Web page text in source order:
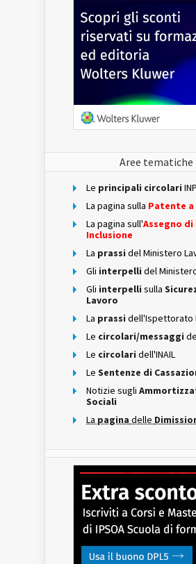
Aree tematiche
Le principali circolari
La pagina sulla Patente
La pagina sull'Assegno di
Inclusione
La prassi del Ministero
Gli interpelli del
Gli interpelli sulla
Lavoro
La prassi dell'Ispettorato
Le circolari/messaggi
Le circolari dell'INAIL
Le Sentenze di
Notizie sugli
Sociali
La pagina delle